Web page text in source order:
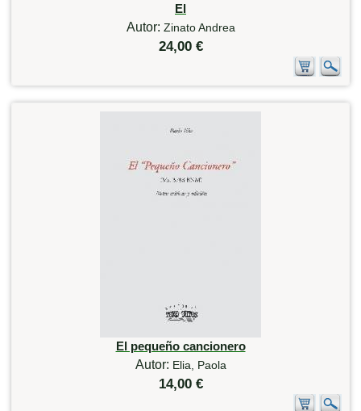
El
Autor: Zinato Andrea
24,00 €
El pequeño cancionero
Autor: Elia, Paola
14,00 €